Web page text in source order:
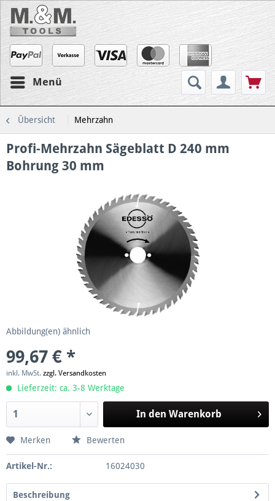
Menü
Übersicht Mehrzahn
Profi-Mehrzahn Sägeblatt D 240 mm
Bohrung 30 mm
Abbildung(en) ähnlich
99,67 € *
inkl. MwSt. zzgl. Versandkosten
Lieferzeit: ca. 3-8 Werktage
In den Warenkorb
Merken Bewerten
Artikel-Nr.: 16024030
Beschreibung